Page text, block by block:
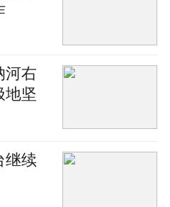
河右
地坚
继续